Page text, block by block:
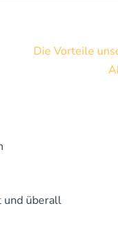
Die Vorteile
und überall